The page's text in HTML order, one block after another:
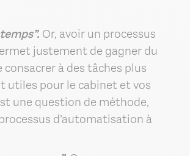
Or, avoir un processus
justement de gagner du
à des tâches plus
utiles pour le cabinet et vos
une question de méthode,
d’automatisation à